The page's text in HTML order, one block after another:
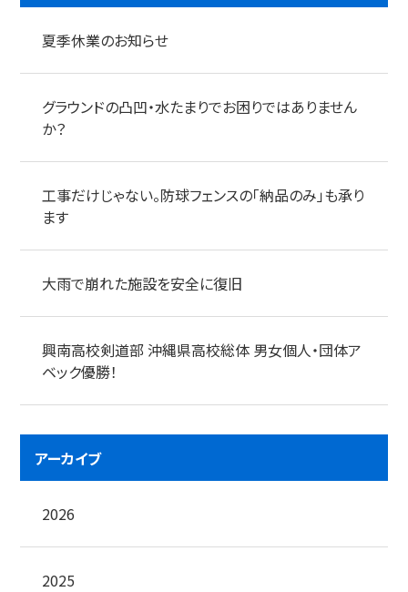
夏季休業のお知らせ
グラウンドの凸凹・水たまりでお困りではありません
か？
工事だけじゃない。防球フェンスの「納品のみ」も承り
ます
大雨で崩れた施設を安全に復旧
興南高校剣道部 沖縄県高校総体 男女個人・団体ア
ベック優勝！
アーカイブ
2026
2025